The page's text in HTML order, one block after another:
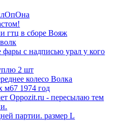
гтц в сборе Вояж
с надписью урал у кого
2 шт
колесо Волка
м67 1974 год
Oppozit.ru - пересылаю тем
партии. размер L